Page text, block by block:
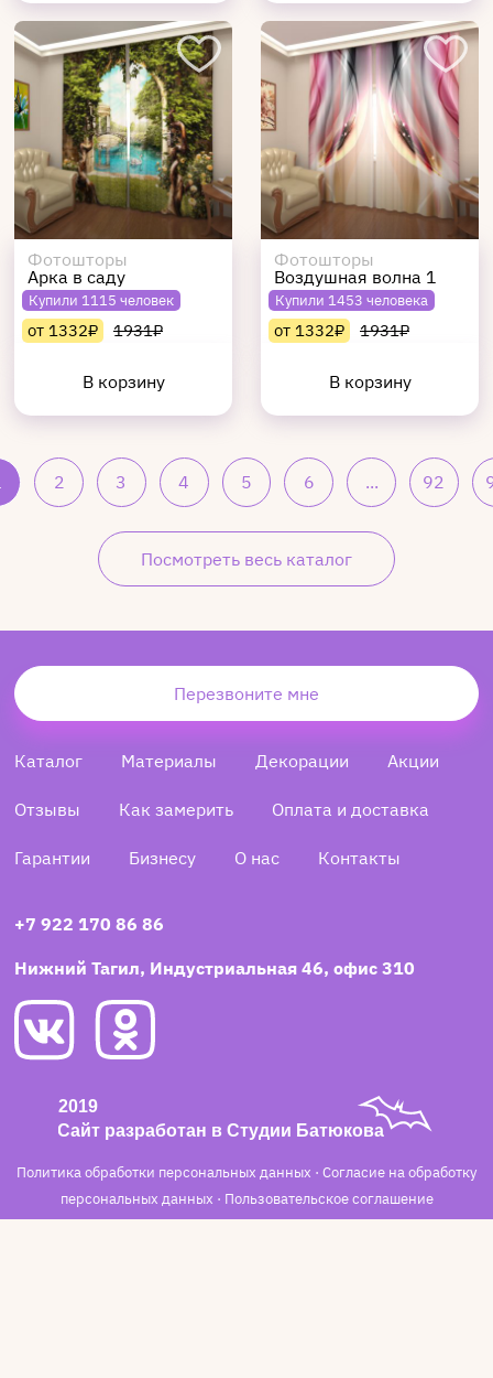
Фотошторы
Арка в саду
Купили 1115 человек
от 1332₽ 1931₽
В корзину
Фотошторы
Воздушная волна 1
Купили 1453 человека
от 1332₽ 1931₽
В корзину
2 3 4 5 6 ... 92
Посмотреть весь каталог
Перезвоните мне
Каталог Материалы Декорации Акции
Отзывы Как замерить Оплата и доставка
Гарантии Бизнесу О нас Контакты
+7 922 170 86 86
Нижний Тагил, Индустриальная 46, офис 310
Политика обработки персональных данных · Согласие на обработку
персональных данных · Пользовательское соглашение